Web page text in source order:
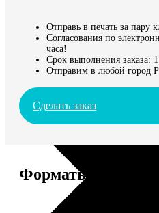
Отправь в печать за пару
Согласования по
часа!
Срок выполнения заказа:
Отправим в любой город
Сделать заказ
Форматы и цены